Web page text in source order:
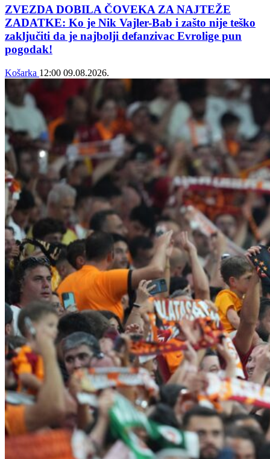
ZVEZDA DOBILA ČOVEKA ZA NAJTEŽE
ZADATKE: Ko je Nik Vajler-Bab i zašto nije teško
zaključiti da je najbolji defanzivac Evrolige pun
pogodak!
Košarka 12:00 09.08.2026.